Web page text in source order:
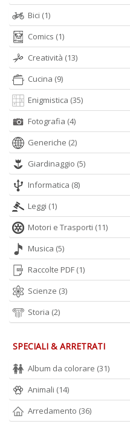
Bici (1)
Comics (1)
Creatività (13)
Cucina (9)
Enigmistica (35)
Fotografia (4)
Generiche (2)
Giardinaggio (5)
Informatica (8)
Leggi (1)
Motori e Trasporti (11)
Musica (5)
Raccolte PDF (1)
Scienze (3)
Storia (2)
SPECIALI & ARRETRATI
Album da colorare (31)
Animali (14)
Arredamento (36)